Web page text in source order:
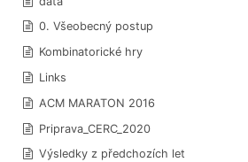
0. Všeobecný postup
Kombinatorické hry
Links
ACM MARATON 2016
Priprava_CERC_2020
Výsledky z předchozích let